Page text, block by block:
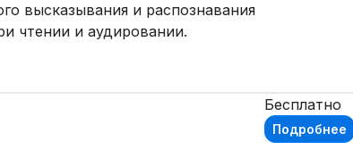
высказывания и распознавания
чтении и аудировании.
Бесплатно
Подробнее